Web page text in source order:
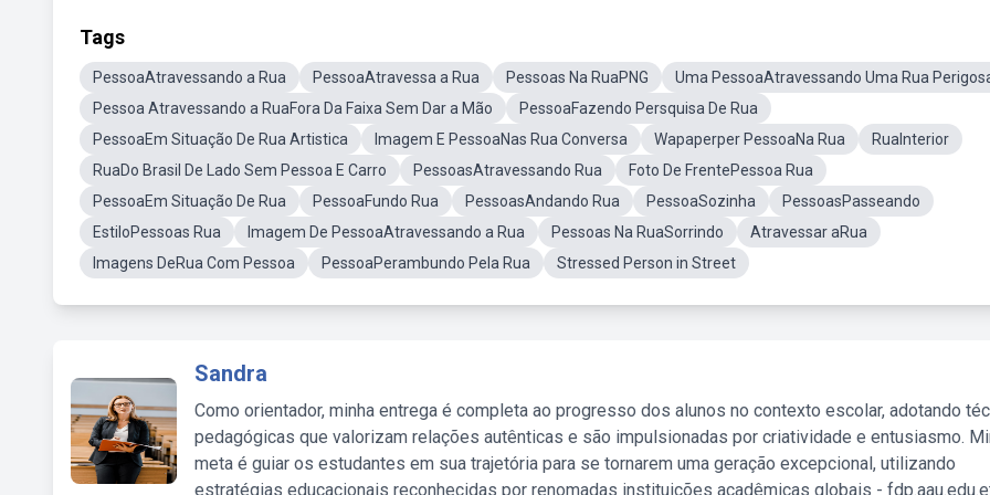
Tags
PessoaAtravessando a Rua PessoaAtravessa a Rua Pessoas Na RuaPNG
Uma PessoaAtravessando Uma Rua
Pessoa Atravessando a RuaFora Da Faixa Sem Dar a Mão
PessoaFazendo Persquisa De Rua
PessoaEm Situação De Rua Artistica
Imagem E PessoaNas Rua Conversa Wapaperper PessoaNa Rua
RuaInterior
RuaDo Brasil De Lado Sem Pessoa E Carro
PessoasAtravessando Rua
Foto De FrentePessoa Rua
PessoaEm Situação De Rua
PessoaFundo Rua PessoasAndando Rua PessoaSozinha
PessoasPasseando
EstiloPessoas Rua
Imagem De PessoaAtravessando a Rua Pessoas Na RuaSorrindo
Atravessar aRua
Imagens DeRua Com Pessoa
PessoaPerambundo Pela Rua Stressed Person in Street
Sandra
Como orientador, minha entrega é completa ao progresso dos alunos no contexto escolar, adotando
pedagógicas que valorizam relações autênticas e são impulsionadas por criatividade e entusiasmo.
meta é guiar os estudantes em sua trajetória para se tornarem uma geração excepcional, utilizando
estratégias educacionais reconhecidas por renomadas instituições acadêmicas globais -